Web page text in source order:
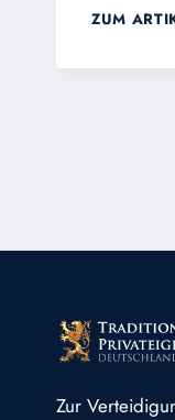
ZUM
Zur